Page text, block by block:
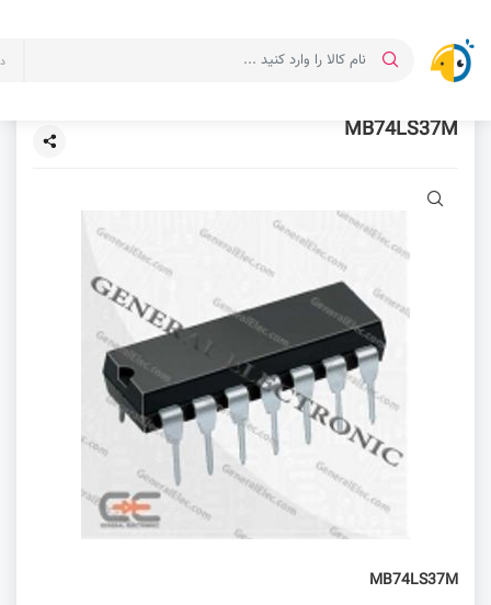
MB74LS37M
MB74LS37M